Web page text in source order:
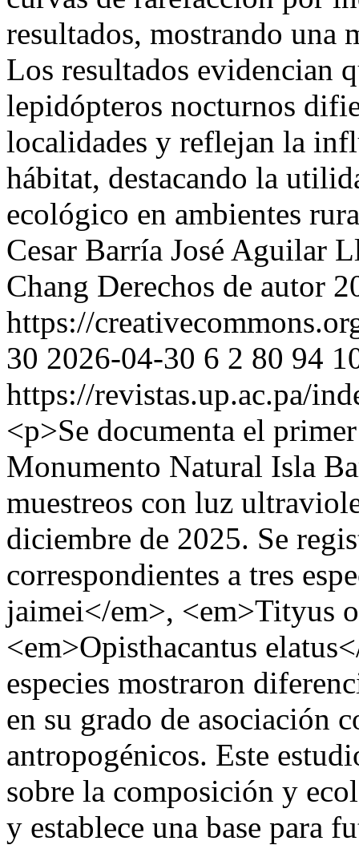
resultados, mostrando una
Los resultados evidencian
lepidópteros nocturnos
localidades y reflejan la
hábitat, destacando la
ecológico en ambientes
Cesar Barría José Aguilar
Chang Derechos de autor
https://
30 2026-04-30 6 2 80 94
https://revistas.up.ac.pa/
<p>Se documenta el
Monumento Natural Isla
muestreos con luz
diciembre de 2025. Se
correspondientes a tres
jaimei</em>, <em>Tityus
<em>Opisthacantus
especies mostraron
en su grado de asociación
antropogénicos. Este
sobre la composición y
y establece una base para